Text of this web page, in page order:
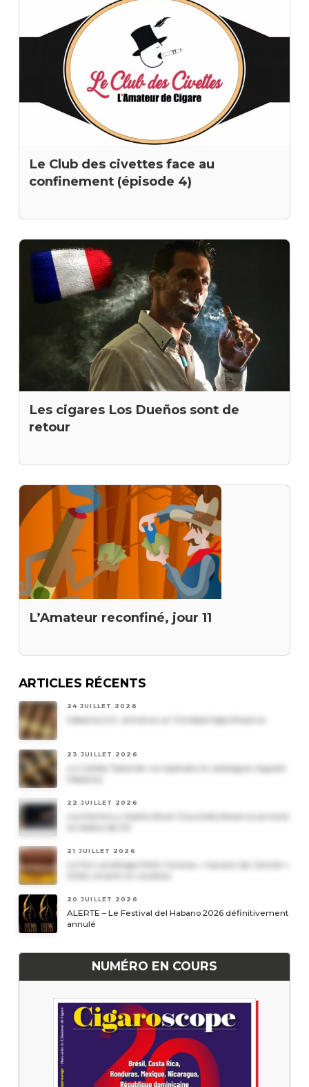
Le Club des civettes face au
confinement (épisode 4)
Les cigares Los Dueños sont de
retour
L’Amateur reconfiné, jour 11
ARTICLES RÉCENTS
24 JUILLET 2026
Habanos S.A. annonce un Trinidad Vigia Reserva
23 JUILLET 2026
Le Cohiba Talismán va rejoindre le catalogue régulier
Habanos
22 JUILLET 2026
Les Romeo y Julieta Short Churchills Reserva arrivent
21 JUILLET 2026
Le Por Larrañaga Petit Coronas, « havane de l’année »
20 JUILLET 2026
ALERTE – Le Festival del Habano 2026 définitivement
annulé
NUMÉRO EN COURS